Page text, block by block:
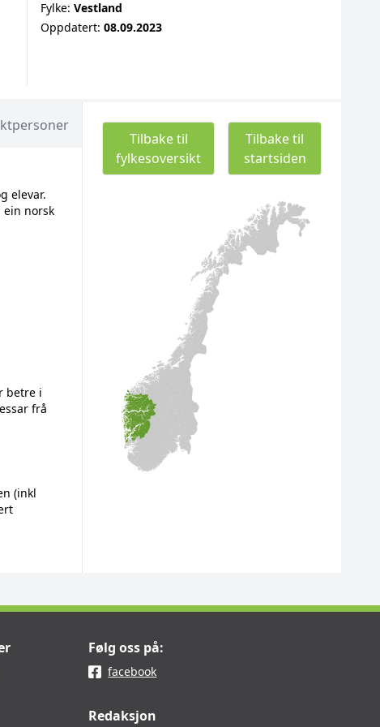
Fylke:Vestland
Oppdatert:08.09.2023
elevar.
ein norsk
betre i
frå
(inkl
Tilbake til
fylkesoversikt
Tilbake til
startsiden
Følg oss på:
facebook
Redaksjon